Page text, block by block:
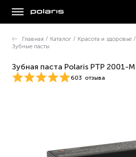
Главная / Каталог / Красота и здоровье /
Зубные пасты
Зубная паста Polaris PTP 2001-M
603 отзыва